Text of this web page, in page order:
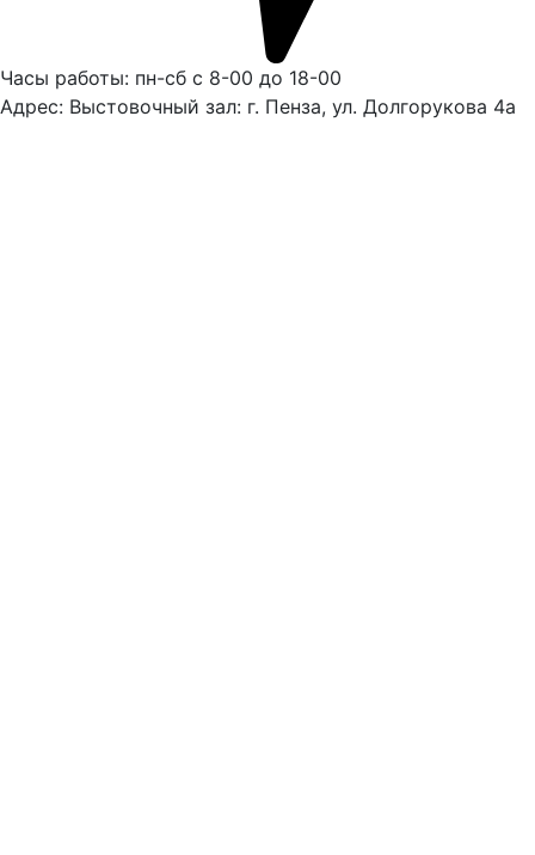
Часы работы: пн-сб с 8-00 до 18-00
Адрес: Выстовочный зал: г. Пенза, ул. Долгорукова 4а